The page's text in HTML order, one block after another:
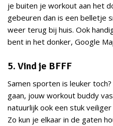
je buiten je workout aan het
gebeuren dan is een belletje
weer terug bij huis. Ook
bent in het donker, Google
5. Vind je BFFF
Samen sporten is leuker
gaan, jouw workout buddy
natuurlijk ook een stuk
Zo kun je elkaar in de gaten